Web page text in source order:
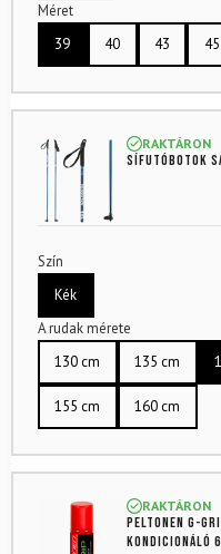
Méret
39
40 43 45
RAKTÁRON
Sífutóbotok
Szín
Kék
A rudak mérete
130 cm
135 cm
155 cm 160 cm
RAKTÁRON
PELTONEN
kondicionáló